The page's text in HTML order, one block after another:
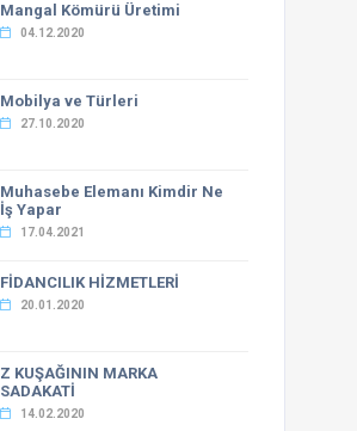
Mangal Kömürü Üretimi
04.12.2020
Mobilya ve Türleri
27.10.2020
Muhasebe Elemanı Kimdir Ne
İş Yapar
17.04.2021
FİDANCILIK HİZMETLERİ
20.01.2020
Z KUŞAĞININ MARKA
SADAKATİ
14.02.2020